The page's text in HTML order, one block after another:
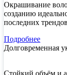
Окрашивание
созданию
последних
Подробнее
Долговременная